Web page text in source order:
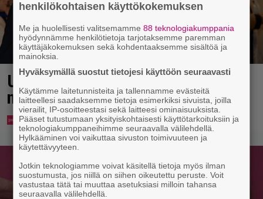
Uuno: Hjallis Harkimo menee
naimisiin Jasmine Pajarin kanssa
henkilökohtaisen käyttökokemuksen
Me ja huolellisesti valitsemamme88 teknologiakumppania
hyödynnämme henkilötietoja tarjotaksemme paremman
käyttäjäkokemuksen sekä kohdentaaksemme sisältöä ja
mainoksia.
Hyväksymällä suostut tietojesi käyttöön seuraavasti
Käytämme laitetunnisteita ja tallennamme evästeitä
laitteellesi saadaksemme tietoja esimerkiksi sivuista, joilla
vierailit, IP-osoitteestasi sekä laitteesi ominaisuuksista.
Pääset tutustumaan yksityiskohtaisesti käyttötarkoituksiin ja
teknologiakumppaneihimme seuraavalla välilehdellä.
Hylkääminen voi vaikuttaa sivuston toimivuuteen ja
käytettävyyteen.
Jotkin teknologiamme voivat käsitellä tietoja myös ilman
suostumusta, jos niillä on siihen oikeutettu peruste. Voit
vastustaa tätä tai muuttaa asetuksiasi milloin tahansa
seuraavalla välilehdellä.